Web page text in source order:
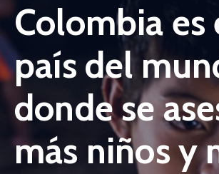
Documentos
Sé
Parte
De
Participación
Colombia es
país del
donde se
más niños y